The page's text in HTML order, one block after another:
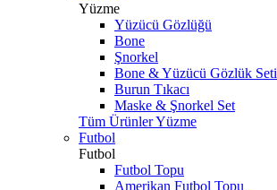
Yüzme
Yüzücü Gözlüğü
Bone
Şnorkel
Bone & Yüzücü Gözlük Seti
Burun Tıkacı
Maske & Şnorkel Set
Tüm Ürünler Yüzme
Futbol
Futbol
Futbol Topu
Amerikan Futbol Topu